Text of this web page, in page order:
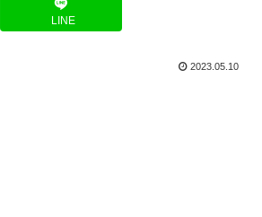
LINE
2023.05.10